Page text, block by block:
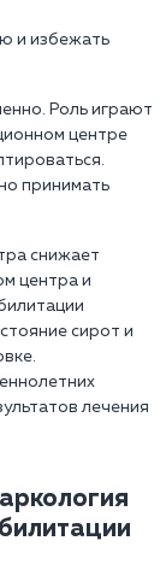
и избежать
Роль играют
центре
принимать
снижает
центра и
сирот и
лечения